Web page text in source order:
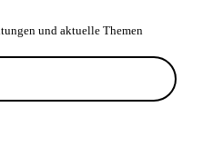
und aktuelle Themen